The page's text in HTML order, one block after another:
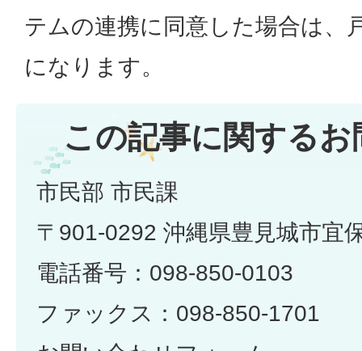
テムの連携に同意した場合は、
になります。
この記事に関する
市民部 市民課
〒901-0292 沖縄県豊見城市宜
電話番号：098-850-0103
ファックス：098-850-1701